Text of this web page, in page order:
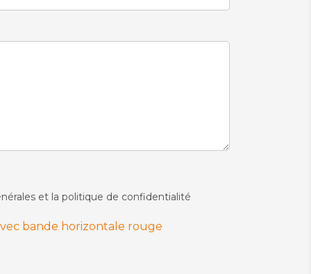
et la politique de confidentialité
bande horizontale rouge